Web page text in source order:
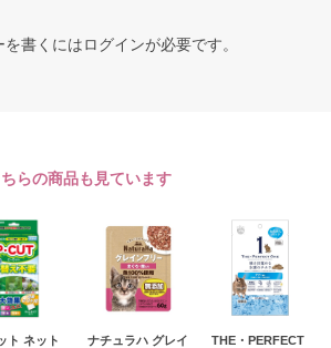
書くにはログインが必要です。
らの商品も見ています
ト ネット
ナチュラハ グレイ
THE・PERFECT